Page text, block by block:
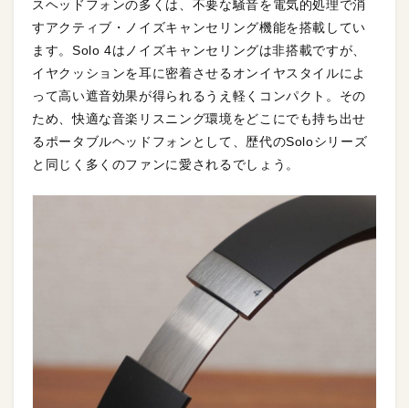
スヘッドフォンの多くは、不要な騒音を電気的処理で消
すアクティブ・ノイズキャンセリング機能を搭載してい
ます。Solo 4はノイズキャンセリングは非搭載ですが、
イヤクッションを耳に密着させるオンイヤスタイルによ
って高い遮音効果が得られるうえ軽くコンパクト。その
ため、快適な音楽リスニング環境をどこにでも持ち出せ
るポータブルヘッドフォンとして、歴代のSoloシリーズ
と同じく多くのファンに愛されるでしょう。